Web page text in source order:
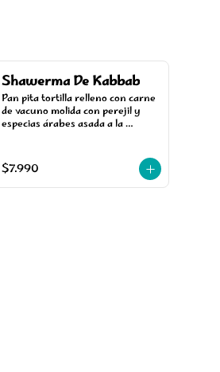
Shawerma De Kabbab
Pan pita tortilla relleno con carne
de vacuno molida con perejil y
especias árabes asada a la
árabe.
$7.990